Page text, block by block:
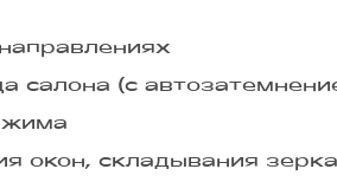
салона (с
окон, складывания